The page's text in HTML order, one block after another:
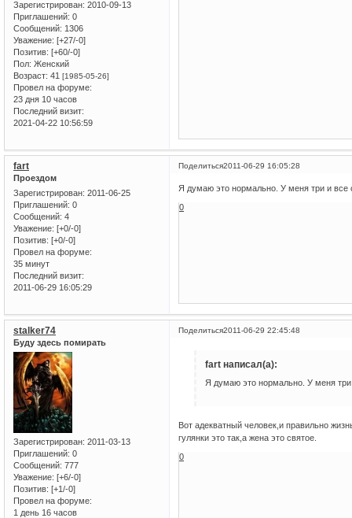
Зарегистрирован: 2010-09-13
Приглашений: 0
Сообщений: 1306
Уважение: [+27/-0]
Позитив: [+60/-0]
Пол: Женский
Возраст: 41 [1985-05-26]
Провел на форуме:
23 дня 10 часов
Последний визит:
2021-04-22 10:56:59
Поделиться2011-06-29 16:05:28
fart
Проездом
Зарегистрирован: 2011-06-25
Приглашений: 0
Сообщений: 4
Уважение: [+0/-0]
Позитив: [+0/-0]
Провел на форуме:
35 минут
Последний визит:
2011-06-29 16:05:29
Я думаю это нормально. У меня три и все
0
Поделиться2011-06-29 22:45:48
stalker74
Буду здесь помирать
Зарегистрирован: 2011-03-13
Приглашений: 0
Сообщений: 777
Уважение: [+6/-0]
Позитив: [+1/-0]
Провел на форуме:
1 день 16 часов
fart написал(а):
Я думаю это нормально. У меня три
Вот адекватный человек,и правильно
гулянки это так,а жена это святое.
0